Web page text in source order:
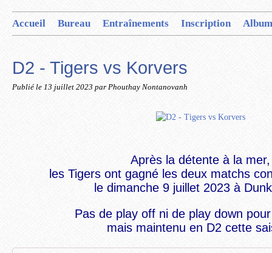
Accueil Bureau Entraînements Inscription
D2 - Tigers vs Korvers
Publié le 13 juillet 2023 par Phouthay Nontanovanh
Après la détente à la mer,
les Tigers ont gagné les deux matchs
le dimanche 9 juillet 2023 à
Pas de play off ni de play down
mais maintenu en D2 cette